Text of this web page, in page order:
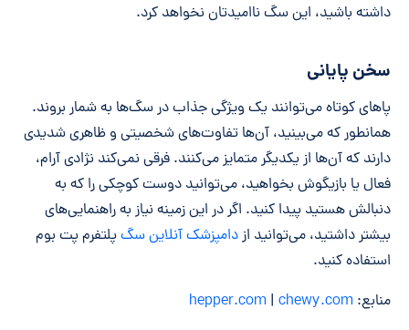
داشته باشید، این سگ ناامیدتان نخواهد کرد.
سخن پایانی
پاهای کوتاه می‌توانند یک ویژگی جذاب در سگ‌ها به شمار بروند.
همانطور که می‌بینید، آن‌ها تفاوت‌های شخصیتی و ظاهری شدیدی
دارند که آن‌ها از یکدیگر متمایز می‌کنند. فرقی نمی‌کند نژادی آرام،
فعال یا بازیگوش بخواهید، می‌توانید دوست کوچکی را که به
دنبالش هستید پیدا کنید. اگر در این زمینه نیاز به راهنمایی‌های
بیشتر داشتید، می‌توانید ازدامپزشک آنلاین سگپلتفرم پت بوم
استفاده کنید.
منابع:
hepper.com | chewy.com